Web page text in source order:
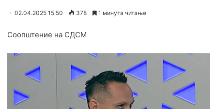
02.04.2025 15:50 378 1 минута читање
Соопштение на СДСМ